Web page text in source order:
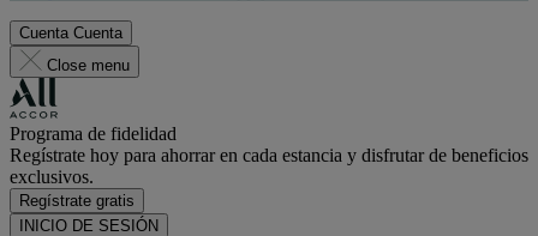
Cuenta Cuenta
Close menu
Programa de fidelidad
Regístrate hoy para ahorrar en cada estancia y disfrutar de beneficios
exclusivos.
Regístrate gratis
INICIO DE SESIÓN